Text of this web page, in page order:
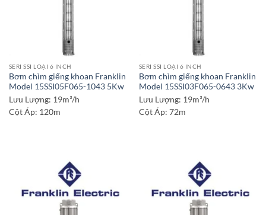
SERI SSI LOẠI 6 INCH
Bơm chìm giếng khoan Franklin
Model 15SSI05F065-1043 5Kw
Lưu Lượng: 19m³/h
Cột Áp: 120m
SERI SSI LOẠI 6 INCH
Bơm chìm giếng khoan Franklin
Model 15SSI03F065-0643 3Kw
Lưu Lượng: 19m³/h
Cột Áp: 72m